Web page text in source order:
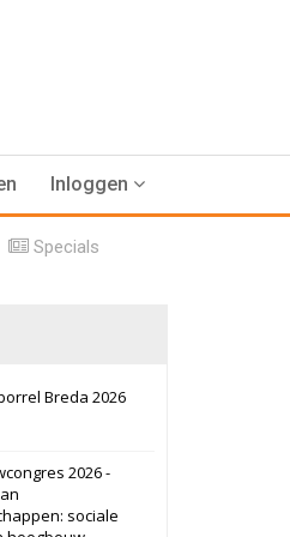
Inloggen
Specials
Breda 2026
2026 -
sociale
Voormalig
politiebureau
Transformatieobject